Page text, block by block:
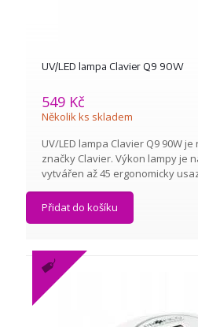
UV/LED lampa Clavier Q9 90W
549 Kč
Několik ks skladem
UV/LED lampa Clavier Q9 90W
značky Clavier. Výkon lampy je
vytvářen až 45 ergonomicky
Přidat do košíku